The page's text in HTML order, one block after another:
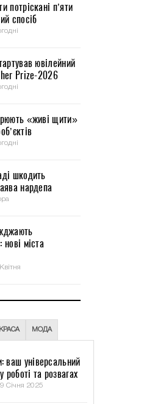
потріскані п’яти
спосіб
ювілейний
Prize-2026
«живі щити»
шкодить
нардепа
нові міста
КРАСА МОДА
ваш універсальний
роботі та розвагах
Січня 2025